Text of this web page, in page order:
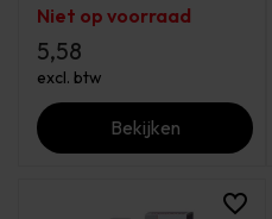
Niet op voorraad
5,58
excl. btw
Bekijken